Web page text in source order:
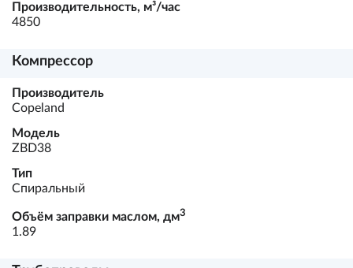
Производительность, м³/час
4850
Компрессор
Производитель
Copeland
Модель
ZBD38
Тип
Спиральный
Объём заправки маслом, дм3
1.89